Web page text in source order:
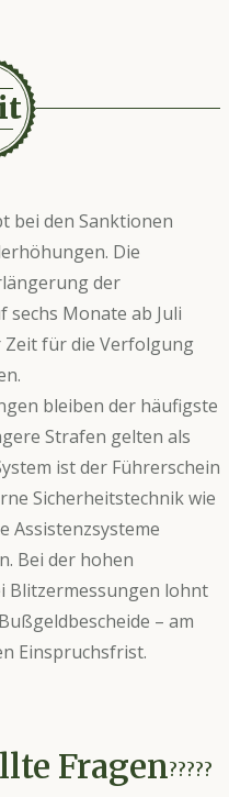
bei den Sanktionen
Die
der
Monate ab Juli
Zeit für die Verfolgung
bleiben der häufigste
Strafen gelten als
ist der Führerschein
Sicherheitstechnik wie
Assistenzsysteme
Bei der hohen
Blitzermessungen lohnt
– am
Einspruchsfrist.
Fragen?????